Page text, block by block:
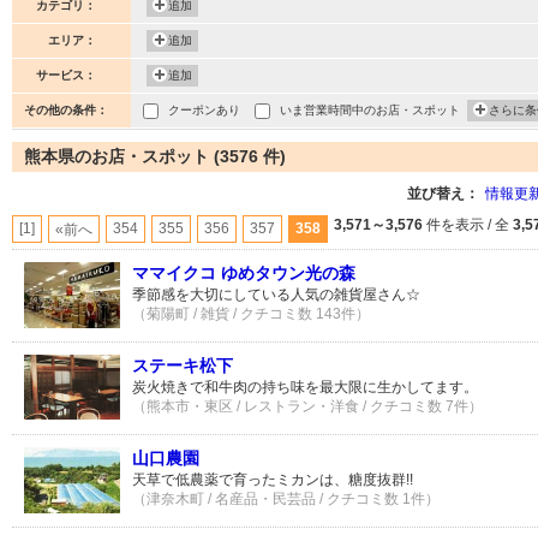
カテゴリ： 追加
エリア： 追加
サービス： 追加
その他の条件： クーポンあり いま営業時間中のお店・スポット さらに
熊本県のお店・スポット (3576 件)
並び替え： 情報更
[1] «前へ 354 355 356 357 358 3,571～3,576 件を表示 / 全
ママイクコ ゆめタウン光の森
季節感を大切にしている人気の雑貨屋さん☆
（菊陽町 / 雑貨 / クチコミ数 143件）
ステーキ松下
炭火焼きで和牛肉の持ち味を最大限に生かしてます。
（熊本市・東区 / レストラン・洋食 / クチコミ数 7件）
山口農園
天草で低農薬で育ったミカンは、糖度抜群!!
（津奈木町 / 名産品・民芸品 / クチコミ数 1件）